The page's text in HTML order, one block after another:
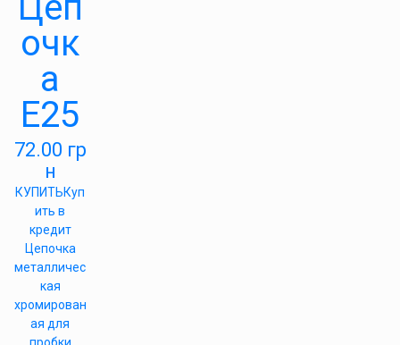
очк
а
Е25
72.00 гр
н
КУПИТЬКуп
ить в
кредит
Цепочка
металличес
кая
хромирован
ая для